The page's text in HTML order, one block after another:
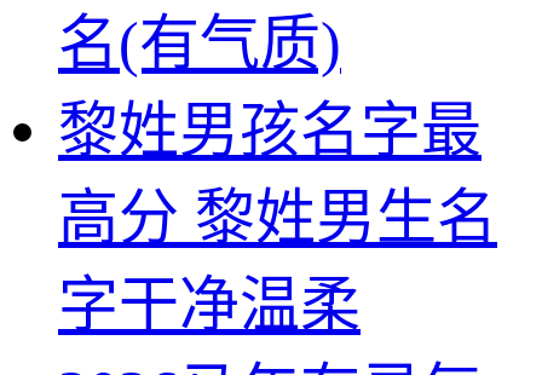
名(有气质)
黎姓男孩名字最
高分 黎姓男生名
字干净温柔